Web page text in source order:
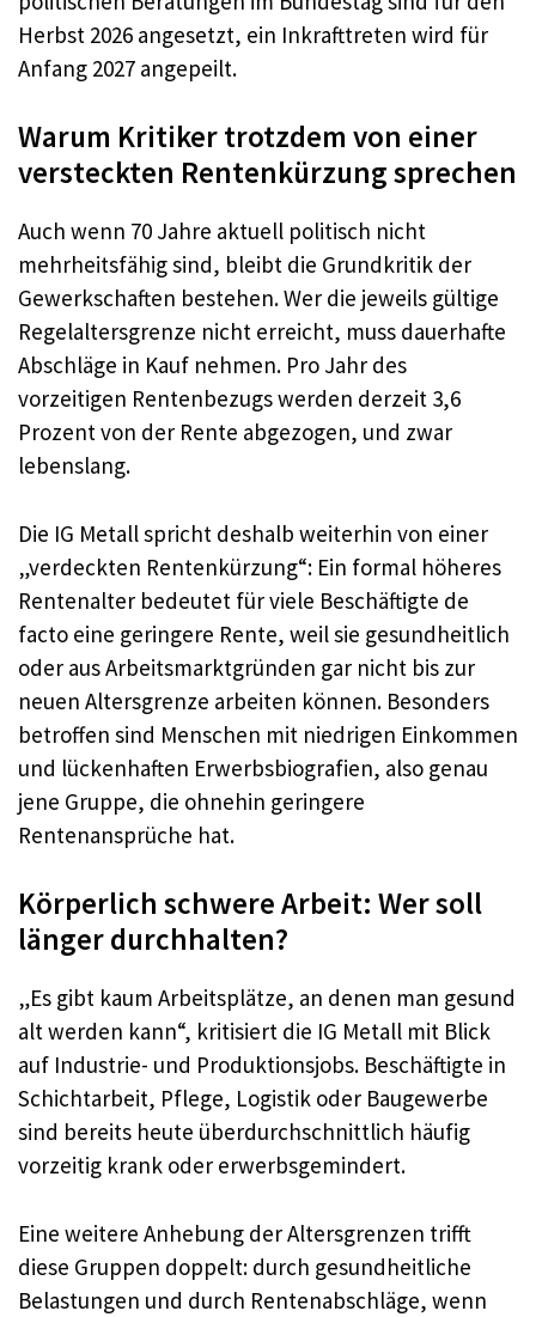
Herbst 2026 angesetzt, ein Inkrafttreten wird für
Anfang 2027 angepeilt.
Warum Kritiker trotzdem von einer
versteckten Rentenkürzung sprechen
Auch wenn 70 Jahre aktuell politisch nicht
mehrheitsfähig sind, bleibt die Grundkritik der
Gewerkschaften bestehen. Wer die jeweils gültige
Regelaltersgrenze nicht erreicht, muss dauerhafte
Abschläge in Kauf nehmen. Pro Jahr des
vorzeitigen Rentenbezugs werden derzeit 3,6
Prozent von der Rente abgezogen, und zwar
lebenslang.
Die IG Metall spricht deshalb weiterhin von einer
„verdeckten Rentenkürzung“: Ein formal höheres
Rentenalter bedeutet für viele Beschäftigte de
facto eine geringere Rente, weil sie gesundheitlich
oder aus Arbeitsmarktgründen gar nicht bis zur
neuen Altersgrenze arbeiten können. Besonders
betroffen sind Menschen mit niedrigen Einkommen
und lückenhaften Erwerbsbiografien, also genau
jene Gruppe, die ohnehin geringere
Rentenansprüche hat.
Körperlich schwere Arbeit: Wer soll
länger durchhalten?
„Es gibt kaum Arbeitsplätze, an denen man gesund
alt werden kann“, kritisiert die IG Metall mit Blick
auf Industrie- und Produktionsjobs. Beschäftigte in
Schichtarbeit, Pflege, Logistik oder Baugewerbe
sind bereits heute überdurchschnittlich häufig
vorzeitig krank oder erwerbsgemindert.
Eine weitere Anhebung der Altersgrenzen trifft
diese Gruppen doppelt: durch gesundheitliche
Belastungen und durch Rentenabschläge, wenn